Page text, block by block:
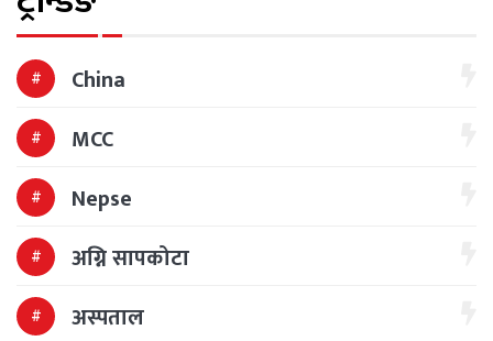
China
MCC
Nepse
अग्नि सापकोटा
अस्पताल